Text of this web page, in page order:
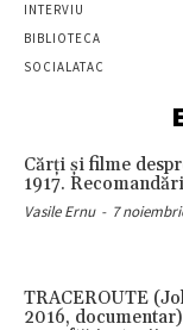
INTERVIU
BIBLIOTECA
SOCIALATAC
Cărţi şi filme
1917.
Vasile Ernu - 7
TRACEROUTE
2016,